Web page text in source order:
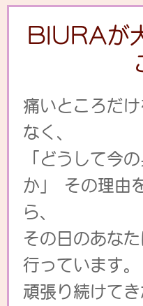
BIURAが
痛いところだ
なく、
「どうして今
か」 その理由
ら、
その日のあな
行っています。
頑張り続けてき